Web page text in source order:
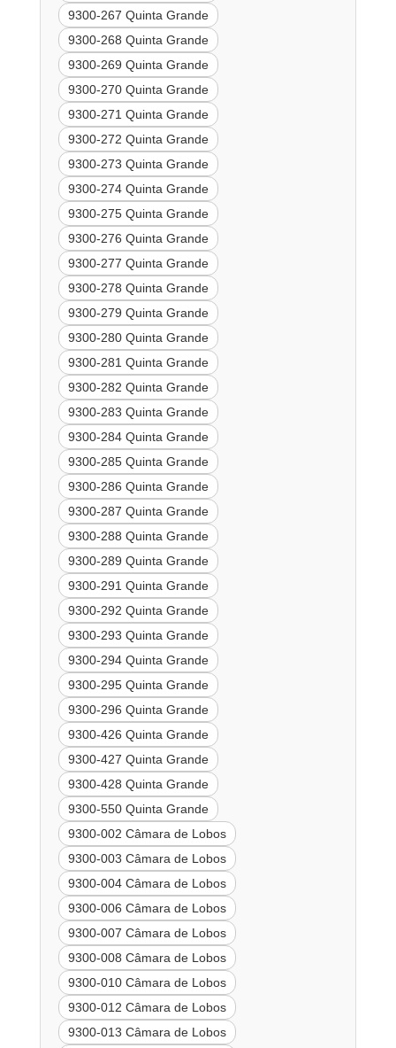
9300-267 Quinta Grande
9300-268 Quinta Grande
9300-269 Quinta Grande
9300-270 Quinta Grande
9300-271 Quinta Grande
9300-272 Quinta Grande
9300-273 Quinta Grande
9300-274 Quinta Grande
9300-275 Quinta Grande
9300-276 Quinta Grande
9300-277 Quinta Grande
9300-278 Quinta Grande
9300-279 Quinta Grande
9300-280 Quinta Grande
9300-281 Quinta Grande
9300-282 Quinta Grande
9300-283 Quinta Grande
9300-284 Quinta Grande
9300-285 Quinta Grande
9300-286 Quinta Grande
9300-287 Quinta Grande
9300-288 Quinta Grande
9300-289 Quinta Grande
9300-291 Quinta Grande
9300-292 Quinta Grande
9300-293 Quinta Grande
9300-294 Quinta Grande
9300-295 Quinta Grande
9300-296 Quinta Grande
9300-426 Quinta Grande
9300-427 Quinta Grande
9300-428 Quinta Grande
9300-550 Quinta Grande
9300-002 Câmara de Lobos
9300-003 Câmara de Lobos
9300-004 Câmara de Lobos
9300-006 Câmara de Lobos
9300-007 Câmara de Lobos
9300-008 Câmara de Lobos
9300-010 Câmara de Lobos
9300-012 Câmara de Lobos
9300-013 Câmara de Lobos